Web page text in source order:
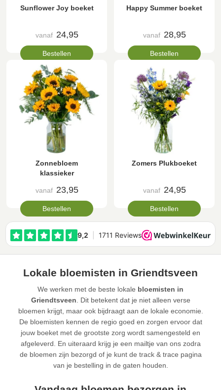
Sunflower Joy boeket
vanaf 24,95
Bestellen
Happy Summer boeket
vanaf 28,95
Bestellen
Zonnebloem
klassieker
vanaf 23,95
Bestellen
Zomers Plukboeket
vanaf 24,95
Bestellen
Lokale bloemisten in Griendtsveen
We werken met de beste lokale bloemisten in
Griendtsveen . Dit betekent dat je niet alleen verse
bloemen krijgt, maar ook bijdraagt aan de lokale economie.
De bloemisten kennen de regio goed en zorgen ervoor dat
jouw boeket met de grootste zorg wordt samengesteld en
afgeleverd. En uiteraard krijg je een mailtje van ons zodra
de bloemen zijn bezorgd of je kunt de track & trace pagina
van je bestelling in de gaten houden.